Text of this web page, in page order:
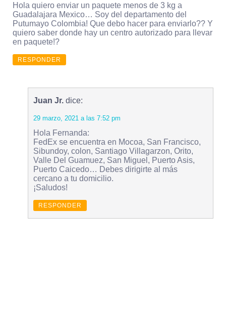
Hola quiero enviar un paquete menos de 3 kg a
Guadalajara Mexico… Soy del departamento del
Putumayo Colombia! Que debo hacer para enviarlo?? Y
quiero saber donde hay un centro autorizado para llevar
en paquete!?
RESPONDER
Juan Jr. dice:
29 marzo, 2021 a las 7:52 pm
Hola Fernanda:
FedEx se encuentra en Mocoa, San Francisco,
Sibundoy, colon, Santiago Villagarzon, Orito,
Valle Del Guamuez, San Miguel, Puerto Asis,
Puerto Caicedo… Debes dirigirte al más
cercano a tu domicilio.
¡Saludos!
RESPONDER